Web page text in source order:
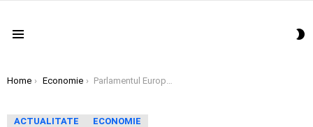
You are here:
Home Economie Parlamentul European îl critică pe Zelenski în disputa istorică cu Polonia
ACTUALITATE ECONOMIE